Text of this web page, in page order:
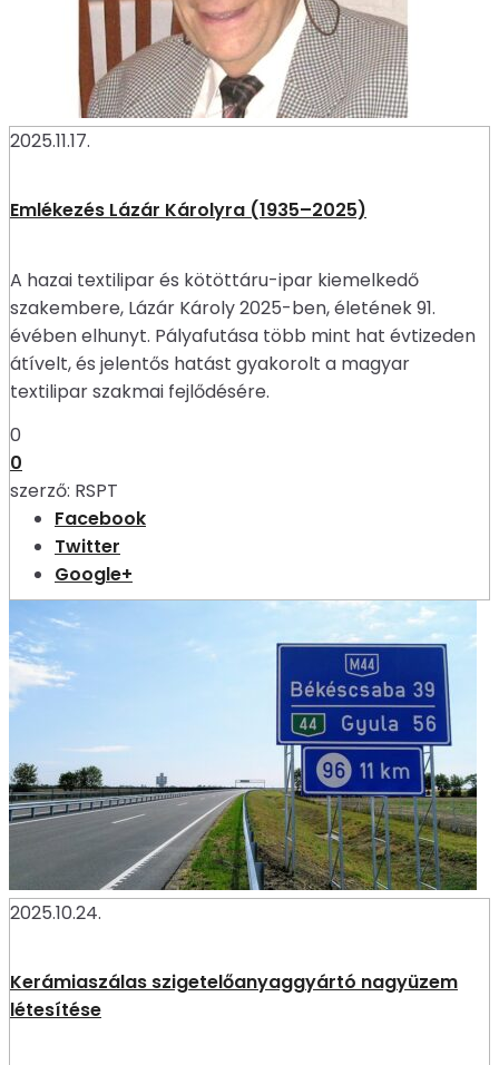
2025.11.17.
Emlékezés Lázár Károlyra (1935–2025)
A hazai textilipar és kötöttáru-ipar kiemelkedő
szakembere, Lázár Károly 2025-ben, életének 91.
évében elhunyt. Pályafutása több mint hat évtizeden
átívelt, és jelentős hatást gyakorolt a magyar
textilipar szakmai fejlődésére.
0
0
szerző: RSPT
Facebook
Twitter
Google+
2025.10.24.
Kerámiaszálas szigetelőanyaggyártó nagyüzem
létesítése